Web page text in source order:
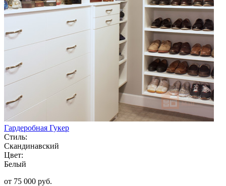
Гардеробная Гукер
Стиль:
Скандинавский
Цвет:
Белый
от 75 000 руб.